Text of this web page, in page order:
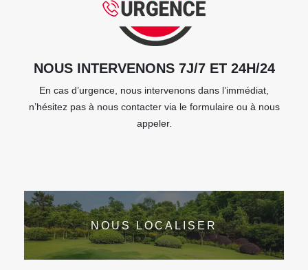
NOUS INTERVENONS 7J/7 ET 24H/24
En cas d’urgence, nous intervenons dans l’immédiat,
n’hésitez pas à nous contacter via le formulaire ou à nous
appeler.
NOUS LOCALISER